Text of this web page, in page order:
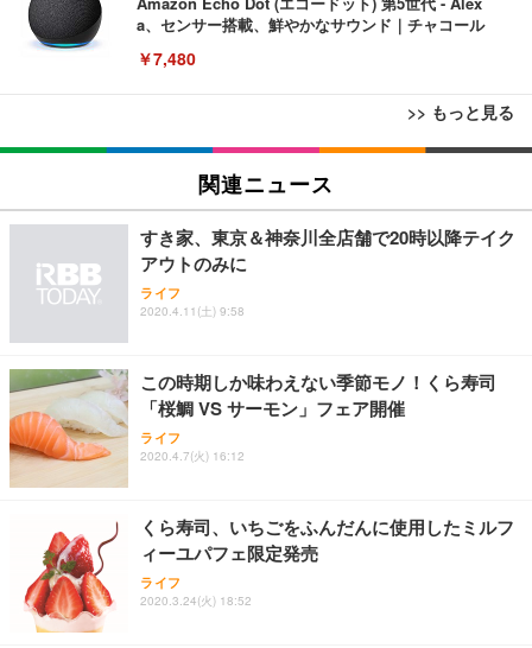
a、センサー搭載、鮮やかなサウンド｜チャコール
￥7,480
>> もっと見る
[EdoErgo] オフィスチェア 椅子 テレワーク 疲れな
い 跳ね上げ式アームレスト コンパクト 約105度ロッ
キング pc 事務椅子 360度回転 座面昇降 強化ナイロ
ン樹脂ベース 通気性メッシュ 在宅ワーク H-WY01
(黒網+黒枠+黒足)
￥5,699
SIHOO B100 オフィスチェア／デスクチェア メッシ
Sezlife オフィスチェア デスクチェア 疲れない テレ
ワーク チェア 強化バックレスト 30度ロッキング機
ョン PCチェア 通気性メッシュ ゲーミング/勉強/事
務用 おしゃれ パソコンチェア (ブラック)
￥7,680
Sezlife オフィスチェア デスクチェア 疲れない テレ
ワーク チェア 強化バックレスト 30度ロッキング機
EIZO ビジネス向けプレミアムモニター | FlexScan
EV3240X-WT | 31.5型4K UHD・USB Type-C・ホワ
￥105,595
EIZO ビジネス向けプレミアムモニター | FlexScan
EV2740X-WT | 27.0型4K UHD・USB Type-C・ホワ
￥109,572
【純正品】27"ゲーミングモニター DualSense 充電
フック付き（CFI-ZDM1J）
【整備済み品】Dell E2724HS 27インチ 液晶モニタ
ー フルHD（1920×1080）VA 非光沢 HDMI/DisplayP
Amazonベーシック ペットシーツ 薄型 レギュラー 1
回使い捨て 無香料 ホワイト 300枚
￥3,373
Amazonベーシック ペットシーツ 厚型 ワイド 42枚
ネオ・ルーライフ ネオ・オムツ L 中型犬用 26枚入
Smart Basic(スマートベーシック) 【Amazon.co.jp
限定】 Smart Basic アイリスオーヤマ ペットシーツ
関連ニュース
すき家、東京＆神奈川全店舗で20時以降テイク
アウトのみに
ライフ
2020.4.11(土) 9:58
この時期しか味わえない季節モノ！くら寿司
「桜鯛 VS サーモン」フェア開催
ライフ
2020.4.7(火) 16:12
くら寿司、いちごをふんだんに使用したミルフ
ィーユパフェ限定発売
ライフ
2020.3.24(火) 18:52